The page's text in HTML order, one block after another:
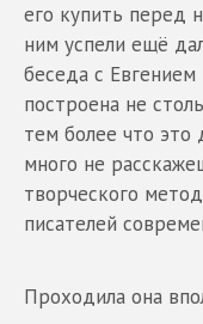
его купить перед
ним успели ещё
беседа с Евгением
построена не
тем более что это
много не
творческого
писателей
Проходила она